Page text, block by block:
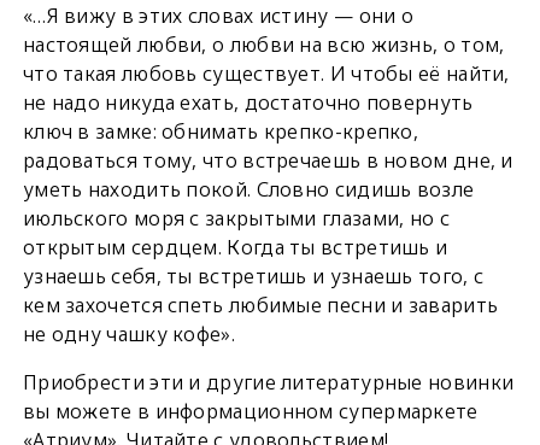
«…Я вижу в этих словах истину — они о
настоящей любви, о любви на всю жизнь, о том,
что такая любовь существует. И чтобы её найти,
не надо никуда ехать, достаточно повернуть
ключ в замке: обнимать крепко-крепко,
радоваться тому, что встречаешь в новом дне, и
уметь находить покой. Словно сидишь возле
июльского моря с закрытыми глазами, но с
открытым сердцем. Когда ты встретишь и
узнаешь себя, ты встретишь и узнаешь того, с
кем захочется спеть любимые песни и заварить
не одну чашку кофе».
Приобрести эти и другие литературные новинки
вы можете в информационном супермаркете